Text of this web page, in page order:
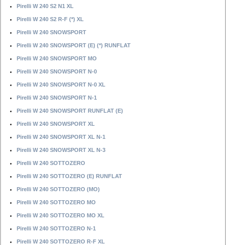
Pirelli W 240 S2 N1 XL
Pirelli W 240 S2 R-F (*) XL
Pirelli W 240 SNOWSPORT
Pirelli W 240 SNOWSPORT (E) (*) RUNFLAT
Pirelli W 240 SNOWSPORT MO
Pirelli W 240 SNOWSPORT N-0
Pirelli W 240 SNOWSPORT N-0 XL
Pirelli W 240 SNOWSPORT N-1
Pirelli W 240 SNOWSPORT RUNFLAT (E)
Pirelli W 240 SNOWSPORT XL
Pirelli W 240 SNOWSPORT XL N-1
Pirelli W 240 SNOWSPORT XL N-3
Pirelli W 240 SOTTOZERO
Pirelli W 240 SOTTOZERO (E) RUNFLAT
Pirelli W 240 SOTTOZERO (MO)
Pirelli W 240 SOTTOZERO MO
Pirelli W 240 SOTTOZERO MO XL
Pirelli W 240 SOTTOZERO N-1
Pirelli W 240 SOTTOZERO R-F XL